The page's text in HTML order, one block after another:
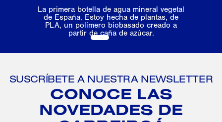
La primera botella de agua mineral vegetal
de España. Estoy hecha de plantas, de
PLA, un polímero biobasado creado a
partir de caña de azúcar.
1
CONOCE LAS
NOVEDADES DE
SUSCRÍBETE A NUESTRA NEWSLETTER